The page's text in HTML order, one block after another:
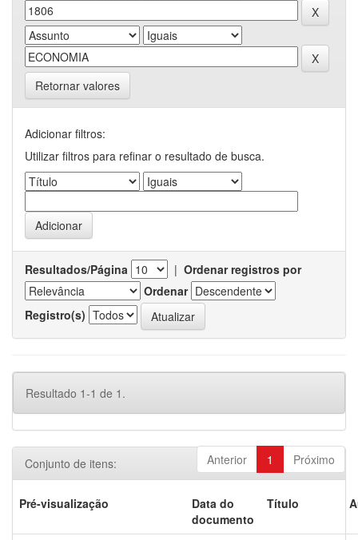
Retornar valores
Adicionar filtros:
Utilizar filtros para refinar o resultado de busca.
Resultados/Página | Ordenar registros por
Ordenar
Registro(s)
Resultado 1-1 de 1.
Anterior 1 Próximo
Conjunto de itens:
Pré-visualização
Data do
documento
Título